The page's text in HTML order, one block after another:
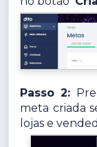
Passo 2:
meta criada
lojas e